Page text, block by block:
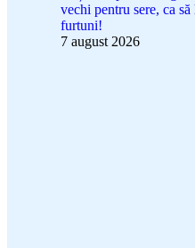
vechi pentru sere, ca
furtuni!
7 august 2026